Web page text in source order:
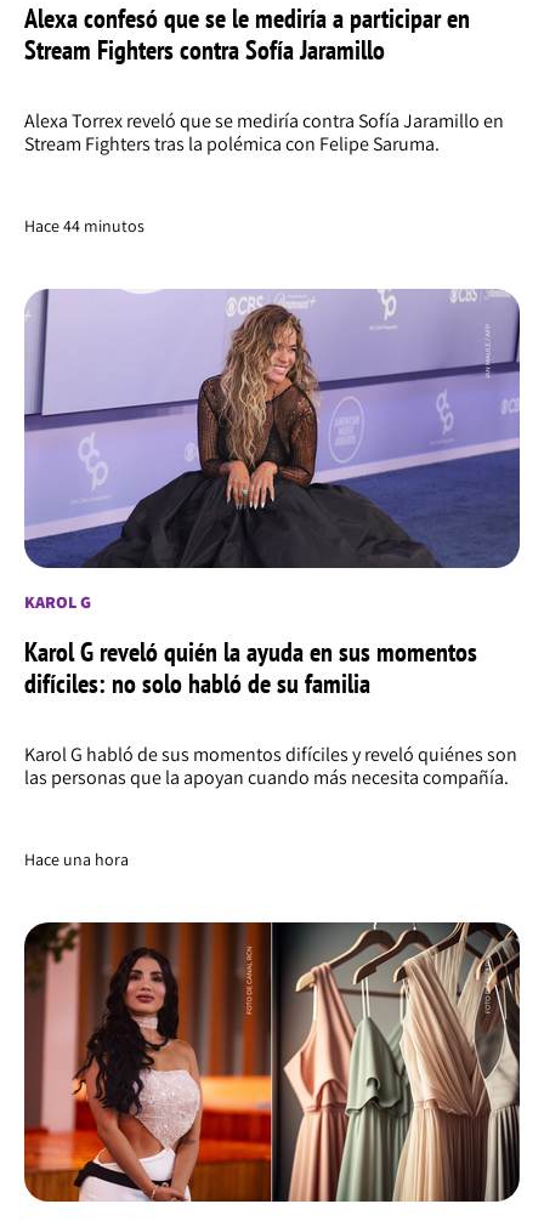
Alexa confesó que se le mediría a participar en
Stream Fighters contra Sofía Jaramillo
Alexa Torrex reveló que se mediría contra Sofía Jaramillo en
Stream Fighters tras la polémica con Felipe Saruma.
Hace 44 minutos
KAROL G
Karol G reveló quién la ayuda en sus momentos
difíciles: no solo habló de su familia
Karol G habló de sus momentos difíciles y reveló quiénes son
las personas que la apoyan cuando más necesita compañía.
Hace una hora